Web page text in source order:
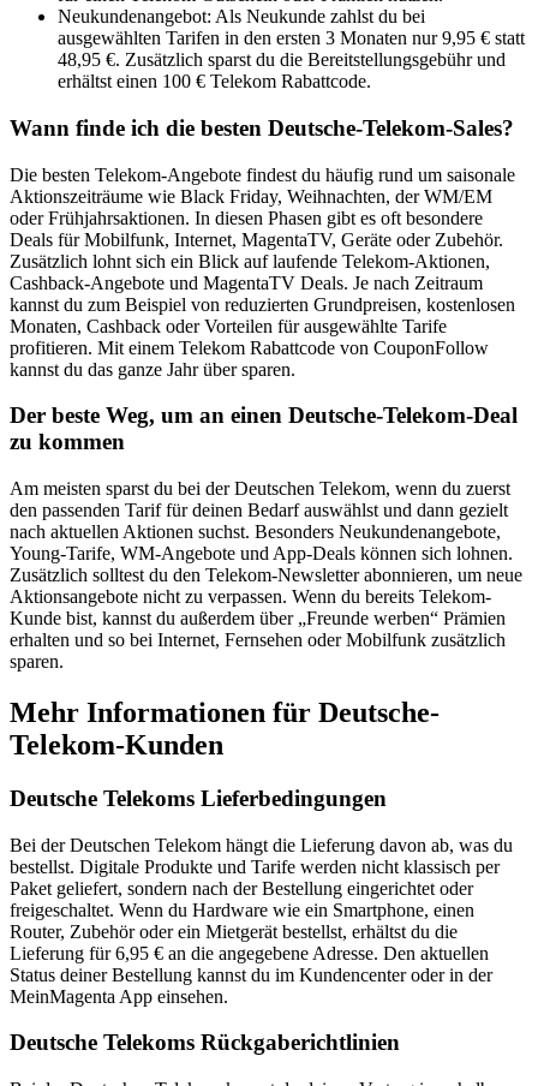
Neukundenangebot: Als Neukunde zahlst du bei
ausgewählten Tarifen in den ersten 3 Monaten nur 9,95 € statt
48,95 €. Zusätzlich sparst du die Bereitstellungsgebühr und
erhältst einen 100 € Telekom Rabattcode.
Wann finde ich die besten Deutsche-Telekom-Sales?
Die besten Telekom-Angebote findest du häufig rund um saisonale
Aktionszeiträume wie Black Friday, Weihnachten, der WM/EM
oder Frühjahrsaktionen. In diesen Phasen gibt es oft besondere
Deals für Mobilfunk, Internet, MagentaTV, Geräte oder Zubehör.
Zusätzlich lohnt sich ein Blick auf laufende Telekom-Aktionen,
Cashback-Angebote und MagentaTV Deals. Je nach Zeitraum
kannst du zum Beispiel von reduzierten Grundpreisen, kostenlosen
Monaten, Cashback oder Vorteilen für ausgewählte Tarife
profitieren. Mit einem Telekom Rabattcode von CouponFollow
kannst du das ganze Jahr über sparen.
Der beste Weg, um an einen Deutsche-Telekom-Deal
zu kommen
Am meisten sparst du bei der Deutschen Telekom, wenn du zuerst
den passenden Tarif für deinen Bedarf auswählst und dann gezielt
nach aktuellen Aktionen suchst. Besonders Neukundenangebote,
Young-Tarife, WM-Angebote und App-Deals können sich lohnen.
Zusätzlich solltest du den Telekom-Newsletter abonnieren, um neue
Aktionsangebote nicht zu verpassen. Wenn du bereits Telekom-
Kunde bist, kannst du außerdem über „Freunde werben“ Prämien
erhalten und so bei Internet, Fernsehen oder Mobilfunk zusätzlich
sparen.
Mehr Informationen für Deutsche-
Telekom-Kunden
Deutsche Telekoms Lieferbedingungen
Bei der Deutschen Telekom hängt die Lieferung davon ab, was du
bestellst. Digitale Produkte und Tarife werden nicht klassisch per
Paket geliefert, sondern nach der Bestellung eingerichtet oder
freigeschaltet. Wenn du Hardware wie ein Smartphone, einen
Router, Zubehör oder ein Mietgerät bestellst, erhältst du die
Lieferung für 6,95 € an die angegebene Adresse. Den aktuellen
Status deiner Bestellung kannst du im Kundencenter oder in der
MeinMagenta App einsehen.
Deutsche Telekoms Rückgaberichtlinien